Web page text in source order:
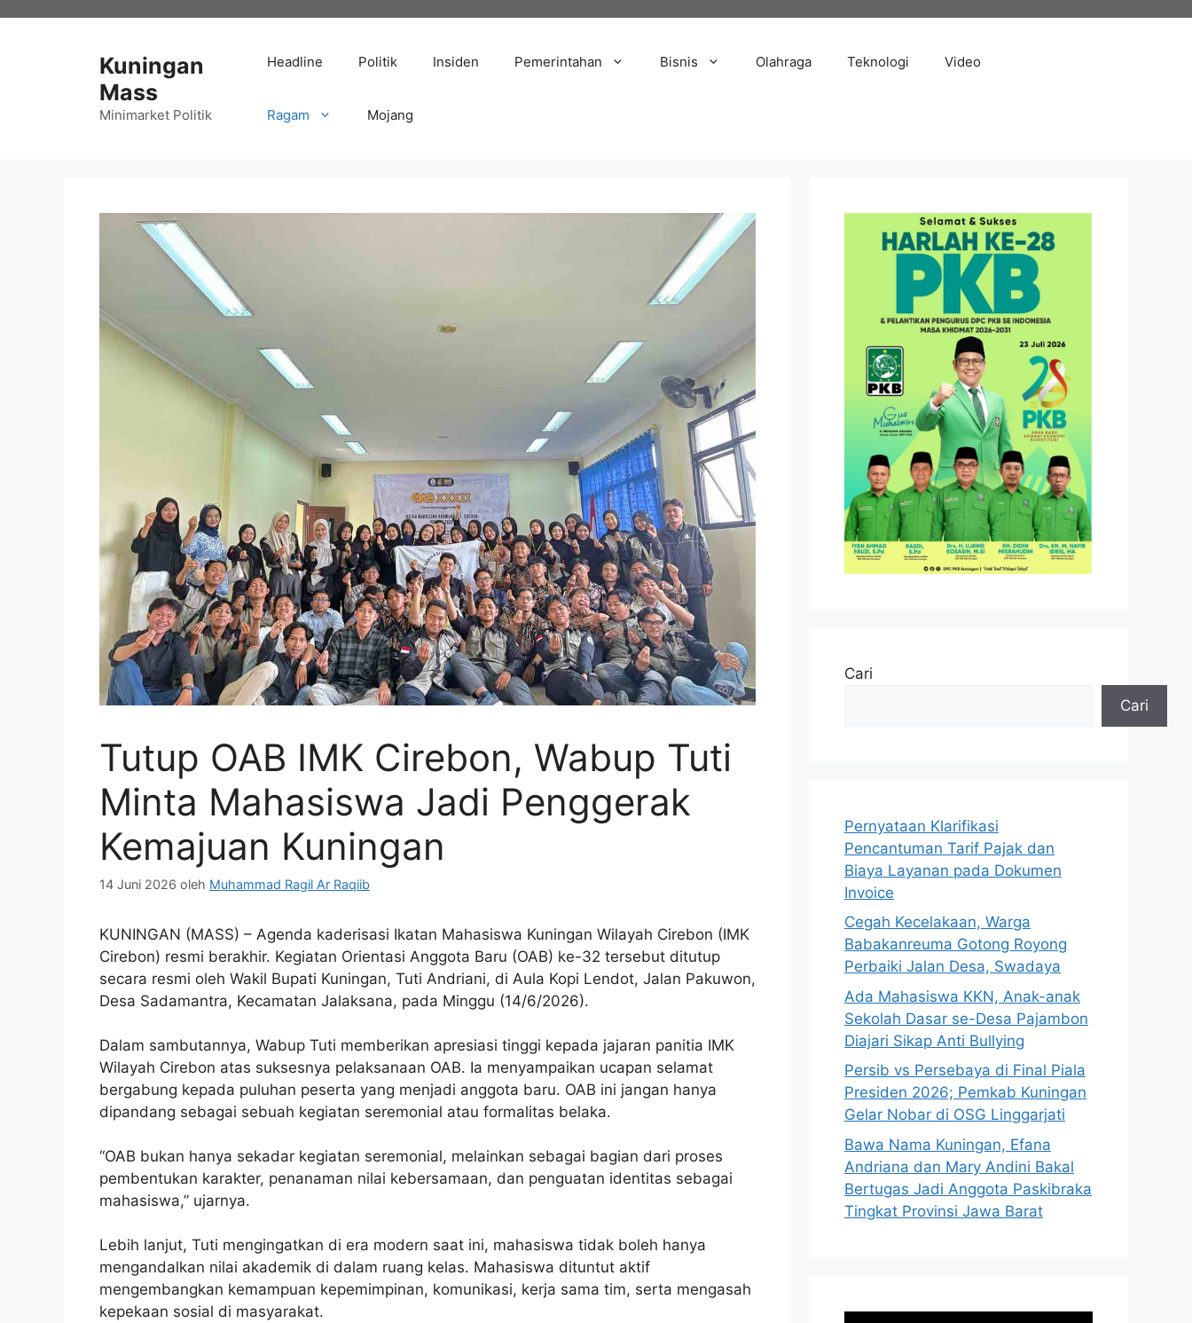
Kuningan
Mass
Minimarket Politik
Headline Politik Insiden Pemerintahan Bisnis Olahraga Teknologi Video
Ragam Mojang
Tutup OAB IMK Cirebon, Wabup Tuti
Minta Mahasiswa Jadi Penggerak
Kemajuan Kuningan
14 Juni 2026 oleh Muhammad Ragil Ar Raqiib
KUNINGAN (MASS) – Agenda kaderisasi Ikatan Mahasiswa Kuningan Wilayah Cirebon (IMK
Cirebon) resmi berakhir. Kegiatan Orientasi Anggota Baru (OAB) ke-32 tersebut ditutup
secara resmi oleh Wakil Bupati Kuningan, Tuti Andriani, di Aula Kopi Lendot, Jalan Pakuwon,
Desa Sadamantra, Kecamatan Jalaksana, pada Minggu (14/6/2026).
Dalam sambutannya, Wabup Tuti memberikan apresiasi tinggi kepada jajaran panitia IMK
Wilayah Cirebon atas suksesnya pelaksanaan OAB. Ia menyampaikan ucapan selamat
bergabung kepada puluhan peserta yang menjadi anggota baru. OAB ini jangan hanya
dipandang sebagai sebuah kegiatan seremonial atau formalitas belaka.
“OAB bukan hanya sekadar kegiatan seremonial, melainkan sebagai bagian dari proses
pembentukan karakter, penanaman nilai kebersamaan, dan penguatan identitas sebagai
mahasiswa,” ujarnya.
Lebih lanjut, Tuti mengingatkan di era modern saat ini, mahasiswa tidak boleh hanya
mengandalkan nilai akademik di dalam ruang kelas. Mahasiswa dituntut aktif
mengembangkan kemampuan kepemimpinan, komunikasi, kerja sama tim, serta mengasah
kepekaan sosial di masyarakat.
Cari
Cari
Pernyataan Klarifikasi
Pencantuman Tarif Pajak dan
Biaya Layanan pada Dokumen
Invoice
Cegah Kecelakaan, Warga
Babakanreuma Gotong Royong
Perbaiki Jalan Desa, Swadaya
Ada Mahasiswa KKN, Anak-anak
Sekolah Dasar se-Desa Pajambon
Diajari Sikap Anti Bullying
Persib vs Persebaya di Final Piala
Presiden 2026; Pemkab Kuningan
Gelar Nobar di OSG Linggarjati
Bawa Nama Kuningan, Efana
Andriana dan Mary Andini Bakal
Bertugas Jadi Anggota Paskibraka
Tingkat Provinsi Jawa Barat